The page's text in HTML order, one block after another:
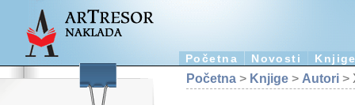
Početna Novosti
Početna > Knjige > Autori >